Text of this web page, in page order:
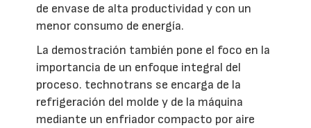
de envase de alta productividad y con un
menor consumo de energía.
La demostración también pone el foco en la
importancia de un enfoque integral del
proceso. technotrans se encarga de la
refrigeración del molde y de la máquina
mediante un enfriador compacto por aire